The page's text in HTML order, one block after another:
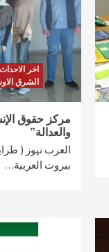
اخر
الشرق
مركز حقوق
والعدالة”
العرب نيوز (
بيروت العربية…